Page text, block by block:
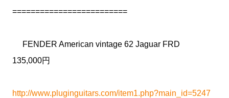
=========================
FENDER American vintage 62 Jaguar FRD
135,000円
http://www.pluginguitars.com/item1.php?main_id=5247